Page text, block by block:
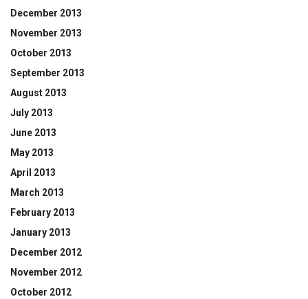
December 2013
November 2013
October 2013
September 2013
August 2013
July 2013
June 2013
May 2013
April 2013
March 2013
February 2013
January 2013
December 2012
November 2012
October 2012